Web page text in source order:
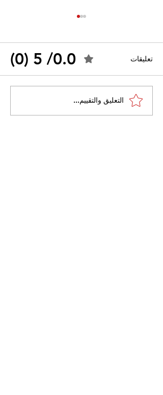
العفو الدولية تصف زيارة
المقرر الأممي للجزائر
بـ"الحدث النادر"
تعليقات 0.0/ 5 (0)
التعليق والتقييم...